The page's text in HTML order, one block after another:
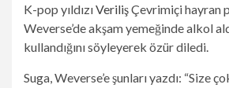
K-pop yıldızıVerilişÇevrimiçi hayran
Weverse’de akşam yemeğinde alkol
kullandığını söyleyerek özür diledi.
Suga, Weverse’e şunları yazdı: “Size